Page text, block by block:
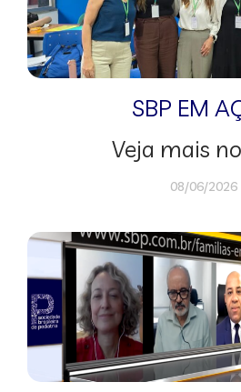
SBP EM
Veja mais
08/06/2026